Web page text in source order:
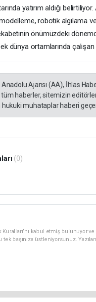
yatırım aldığı
robotik algılama ve
önümüzdeki
dünya ortamlarında
Anadolu Ajansı (AA), İhlas
haberler, sitemizin
hukuki muhataplar haberi
(0)
kabul etmiş bulunuyor
tek başınıza üstleniyorsunuz.